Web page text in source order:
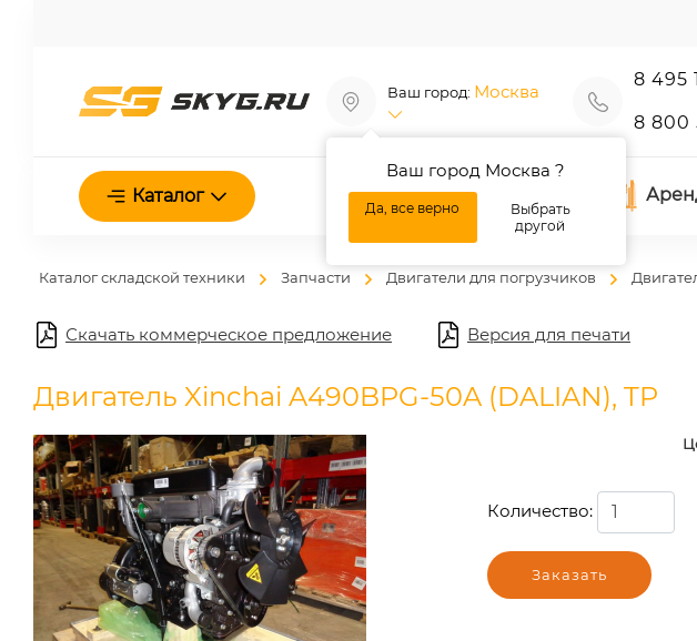
Ваш город: Москва
Ваш город Москва ?
Да, все верно
Выбрать
другой
8 495
8 800
Каталог О нас
Каталог складской техники Запчасти Двигатели для погрузчиков
Скачать коммерческое предложение Версия для печати
Двигатель Xinchai A490BPG-50A (DALIAN), TP
Количество:
Заказать